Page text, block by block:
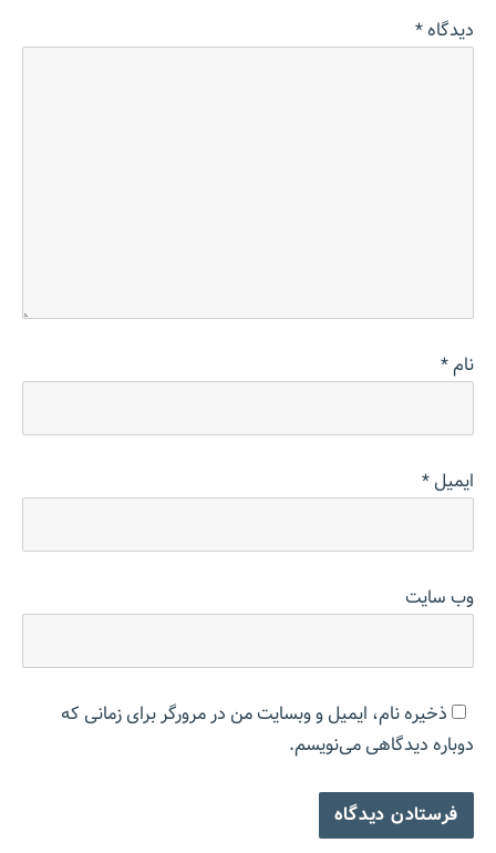
دیدگاه*
نام*
ایمیل*
وب‌ سایت
ذخیره نام، ایمیل و وبسایت من در مرورگر برای زمانی که
دوباره دیدگاهی می‌نویسم.